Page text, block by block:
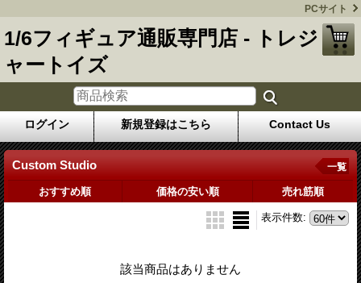
PCサイト
1/6フィギュア通販専門店 - トレジ
ャートイズ
ログイン 新規登録はこちら Contact Us
Custom Studio 一覧
おすすめ順 価格の安い順 売れ筋順
表示件数:
該当商品はありません